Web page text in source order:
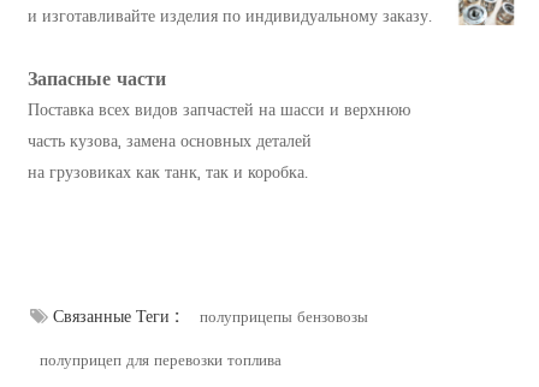
и изготавливайте изделия по индивидуальному заказу.
Запасные части
Поставка всех видов запчастей на шасси и верхнюю
часть кузова, замена основных деталей
на грузовиках как танк, так и коробка.
Связанные Теги :
полуприцепы бензовозы
полуприцеп для перевозки топлива